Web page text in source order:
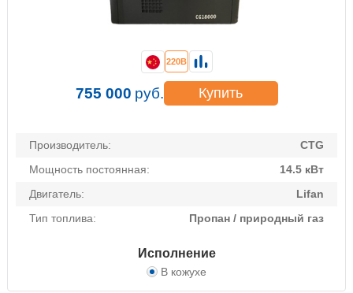
Производитель:
CTG
Мощность постоянная:
14.5 кВт
Двигатель:
Lifan
Тип топлива:
Пропан / природный газ
Исполнение
В кожухе
220В
755 000 руб. Купить